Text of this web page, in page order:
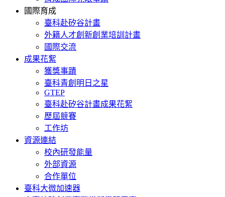
國際育成
臺科赴矽谷計畫
外籍人才創新創業培訓計畫
國際交流
成果花絮
獲獎事蹟
臺科青創明日之星
GTEP
臺科赴矽谷計畫成果花絮
歷屆競賽
工作坊
資源連結
校內研發能量
外部資源
合作單位
臺科大微加速器